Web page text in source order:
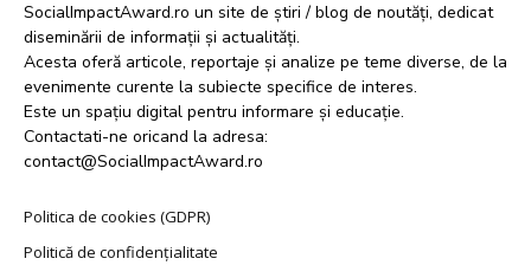
SocialImpactAward.ro un site de știri / blog de noutăți, dedicat
diseminării de informații și actualități.
Acesta oferă articole, reportaje și analize pe teme diverse, de la
evenimente curente la subiecte specifice de interes.
Este un spațiu digital pentru informare și educație.
Contactati-ne oricand la adresa:
contact@SocialImpactAward.ro
Politica de cookies (GDPR)
Politică de confidențialitate